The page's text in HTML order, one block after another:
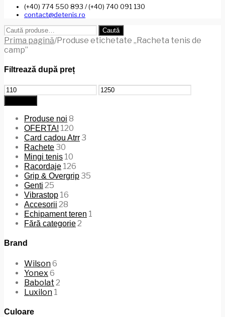
(+40) 774 550 893 / (+40) 740 091 130
contact@detenis.ro
Caută
după:
Caută
Prima pagină/Produse etichetate „Racheta tenis de
camp”
Filtrează după preț
Preț
minim
Preț
maxim
Produse noi 8
OFERTA! 120
Card cadou Atrr3
Rachete30
Mingi tenis 10
Racordaje 126
Grip & Overgrip35
Genti 25
Vibrastop 16
Accesorii 28
Echipament teren 1
Fără categorie2
Brand
Wilson6
Yonex 6
Babolat 2
Luxilon 1
Culoare